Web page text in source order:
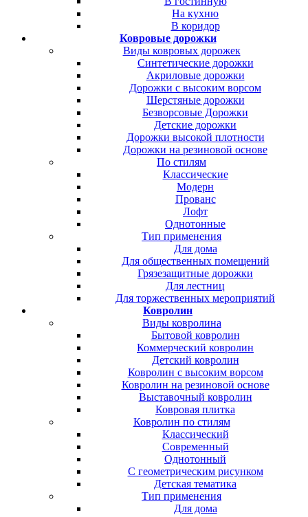
На кухню
В коридор
Ковровые дорожки
Виды ковровых дорожек
Синтетические дорожки
Акриловые дорожки
Дорожки с высоким ворсом
Шерстяные дорожки
Безворсовые Дорожки
Детские дорожки
Дорожки высокой плотности
Дорожки на резиновой основе
По стилям
Классические
Модерн
Прованс
Лофт
Однотонные
Тип применения
Для дома
Для общественных помещений
Грязезащитные дорожки
Для лестниц
Для торжественных мероприятий
Ковролин
Виды ковролина
Бытовой ковролин
Коммерческий ковролин
Детский ковролин
Ковролин с высоким ворсом
Ковролин на резиновой основе
Выставочный ковролин
Ковровая плитка
Ковролин по стилям
Классический
Современный
Однотонный
С геометрическим рисунком
Детская тематика
Тип применения
Для дома